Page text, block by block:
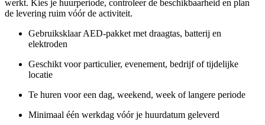
werkt. Kies je huurperiode, controleer de beschikbaarheid en plan
de levering ruim vóór de activiteit.
Gebruiksklaar AED-pakket met draagtas, batterij en
elektroden
Geschikt voor particulier, evenement, bedrijf of tijdelijke
locatie
Te huren voor een dag, weekend, week of langere periode
Minimaal één werkdag vóór je huurdatum geleverd